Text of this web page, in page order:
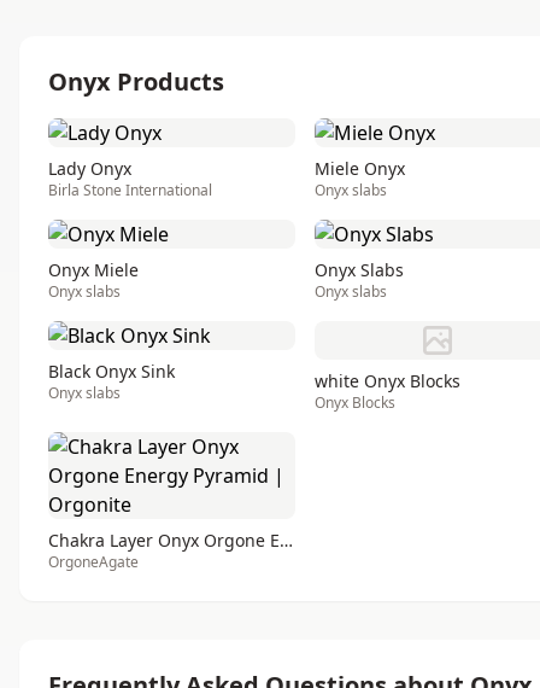
Onyx Products
Lady Onyx
Birla Stone International
Miele Onyx
Onyx slabs
Onyx Miele
Onyx slabs
Onyx Slabs
Onyx slabs
Black Onyx Sink
Onyx slabs
white Onyx Blocks
Onyx Blocks
Chakra Layer Onyx Orgone Energy Pyramid | Orgonite
OrgoneAgate